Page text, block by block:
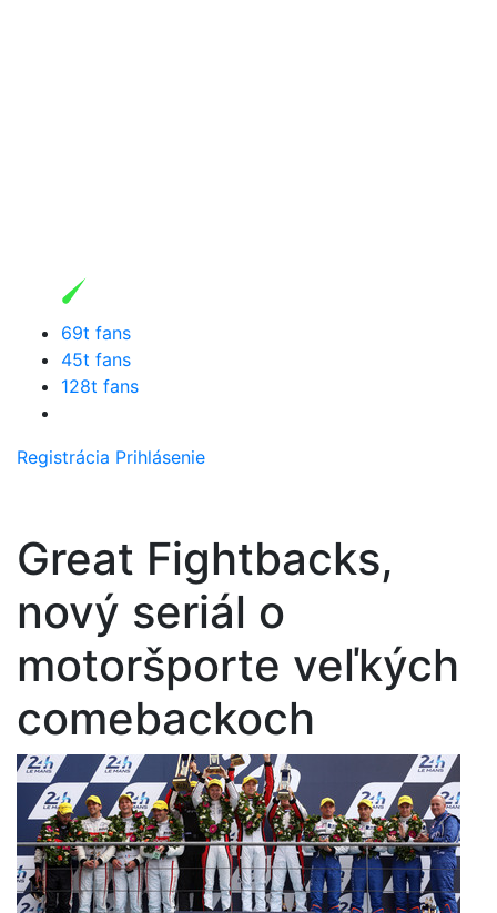
69t fans
45t fans
128t fans
Registrácia Prihlásenie
Great Fightbacks,
nový seriál o
motoršporte veľkých
comebackoch